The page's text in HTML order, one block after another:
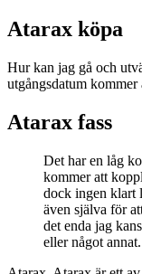
Atarax köpa
Hur kan jag gå och
utgångsdatum
Atarax fass
Det har en låg
kommer att
dock ingen klart
även själva för
det enda jag
eller något annat.